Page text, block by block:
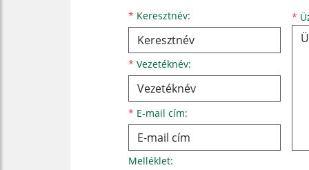
* Keresztnév:
Keresztnév
* Vezetéknév:
Vezetéknév
* E-mail cím:
E-mail cím *
Melléklet: